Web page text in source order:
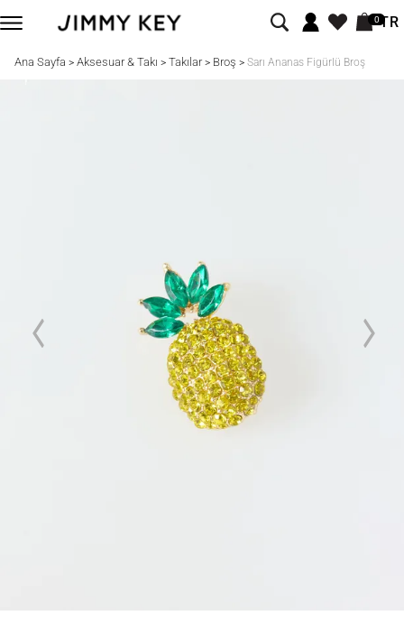
0TR
Ana Sayfa > Aksesuar & Takı > Takılar> Broş > Sarı Ananas Figürlü Broş